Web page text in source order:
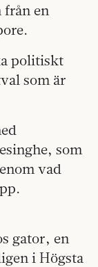
från en
politiskt
som är
som
vad
gator, en
i Högsta